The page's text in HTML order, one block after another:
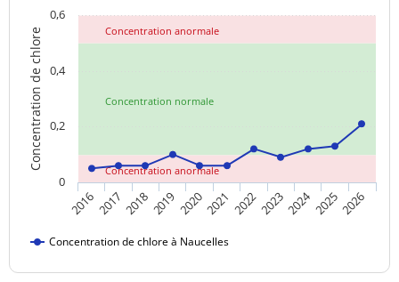
Concentration normale
Concentration anormale
Concentration anormale
Concentration de chlore
Concentration de chlore à Naucelles
20162017 2018201920202021 20222023202420252026
0
0,2
0,4
0,6